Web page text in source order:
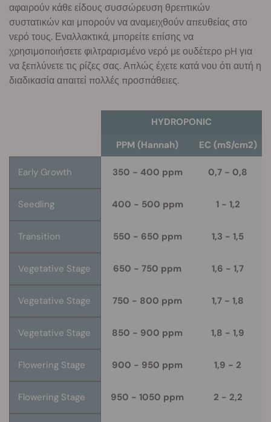
αφαιρούν κάθε είδους συσσώρευση θρεπτικών
συστατικών και μπορούν να αναμειχθούν απευθείας στο
νερό τους. Εναλλακτικά, μπορείτε επίσης να
χρησιμοποιήσετε φιλτραρισμένο νερό με ουδέτερο pH για
να ξεπλύνετε τις ρίζες σας. Απλώς έχετε κατά νου ότι αυτή η
διαδικασία απαιτεί πολλές προσπάθειες.
HYDROPONIC
PPM (Hannah)
EC (mS/cm2)
Early Growth 350 - 400 ppm 0,7 - 0,8
Seedling 400 - 500 ppm 1 - 1,2
Transition 550 - 650 ppm 1,3 - 1,5
Vegetative Stage 650 - 750 ppm 1,6 - 1,7
Vegetative Stage 750 - 800 ppm 1,7 - 1,8
Vegetative Stage 850 - 900 ppm 1,8 - 1,9
Flowering Stage 900 - 950 ppm 1,9 - 2
Flowering Stage 950 - 1050 ppm 2 - 2,2